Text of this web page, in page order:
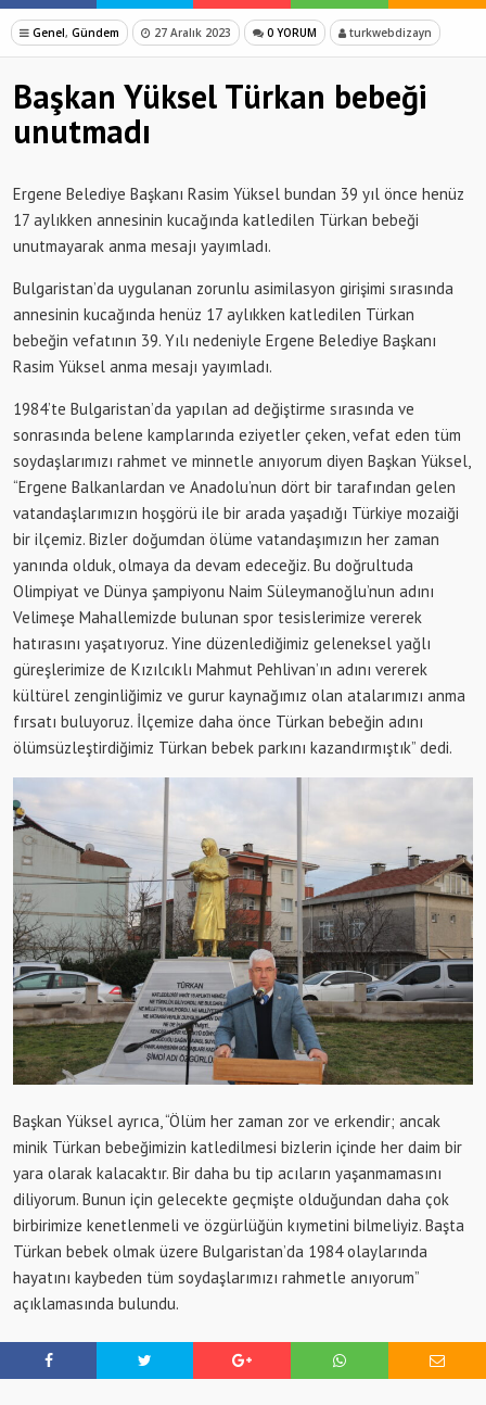
Genel, Gündem 27 Aralık 2023 0 YORUM turkwebdizayn
Başkan Yüksel Türkan bebeği
unutmadı
Ergene Belediye Başkanı Rasim Yüksel bundan 39 yıl önce henüz
17 aylıkken annesinin kucağında katledilen Türkan bebeği
unutmayarak anma mesajı yayımladı.
Bulgaristan’da uygulanan zorunlu asimilasyon girişimi sırasında
annesinin kucağında henüz 17 aylıkken katledilen Türkan
bebeğin vefatının 39. Yılı nedeniyle Ergene Belediye Başkanı
Rasim Yüksel anma mesajı yayımladı.
1984’te Bulgaristan’da yapılan ad değiştirme sırasında ve
sonrasında belene kamplarında eziyetler çeken, vefat eden tüm
soydaşlarımızı rahmet ve minnetle anıyorum diyen Başkan Yüksel,
“Ergene Balkanlardan ve Anadolu’nun dört bir tarafından gelen
vatandaşlarımızın hoşgörü ile bir arada yaşadığı Türkiye mozaiği
bir ilçemiz. Bizler doğumdan ölüme vatandaşımızın her zaman
yanında olduk, olmaya da devam edeceğiz. Bu doğrultuda
Olimpiyat ve Dünya şampiyonu Naim Süleymanoğlu’nun adını
Velimeşe Mahallemizde bulunan spor tesislerimize vererek
hatırasını yaşatıyoruz. Yine düzenlediğimiz geleneksel yağlı
güreşlerimize de Kızılcıklı Mahmut Pehlivan’ın adını vererek
kültürel zenginliğimiz ve gurur kaynağımız olan atalarımızı anma
fırsatı buluyoruz. İlçemize daha önce Türkan bebeğin adını
ölümsüzleştirdiğimiz Türkan bebek parkını kazandırmıştık” dedi.
Başkan Yüksel ayrıca, “Ölüm her zaman zor ve erkendir; ancak
minik Türkan bebeğimizin katledilmesi bizlerin içinde her daim bir
yara olarak kalacaktır. Bir daha bu tip acıların yaşanmamasını
diliyorum. Bunun için gelecekte geçmişte olduğundan daha çok
birbirimize kenetlenmeli ve özgürlüğün kıymetini bilmeliyiz. Başta
Türkan bebek olmak üzere Bulgaristan’da 1984 olaylarında
hayatını kaybeden tüm soydaşlarımızı rahmetle anıyorum”
açıklamasında bulundu.